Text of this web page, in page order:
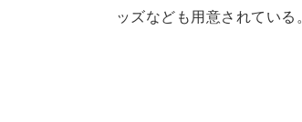
ッズなども用意されている。